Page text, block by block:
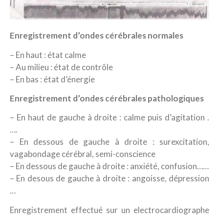
Enregistrement d’ondes cérébrales normales
– En haut : état calme
– Au milieu : état de contrôle
– En bas : état d’énergie
Enregistrement d’ondes cérébrales pathologiques
– En haut de gauche à droite : calme puis d’agitation .
….
– En dessous de gauche à droite : surexcitation,
vagabondage cérébral, semi-conscience
– En dessous de gauche à droite : anxiété, confusion……
– En desous de gauche à droite : angoisse, dépression
…
Enregistrement effectué sur un electrocardiographe